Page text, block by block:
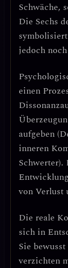
Schwäche,
Die Sechs
jedoch
einen
aufgeben
inneren
von Verlust
Die reale
sich in
Sie
verzichten